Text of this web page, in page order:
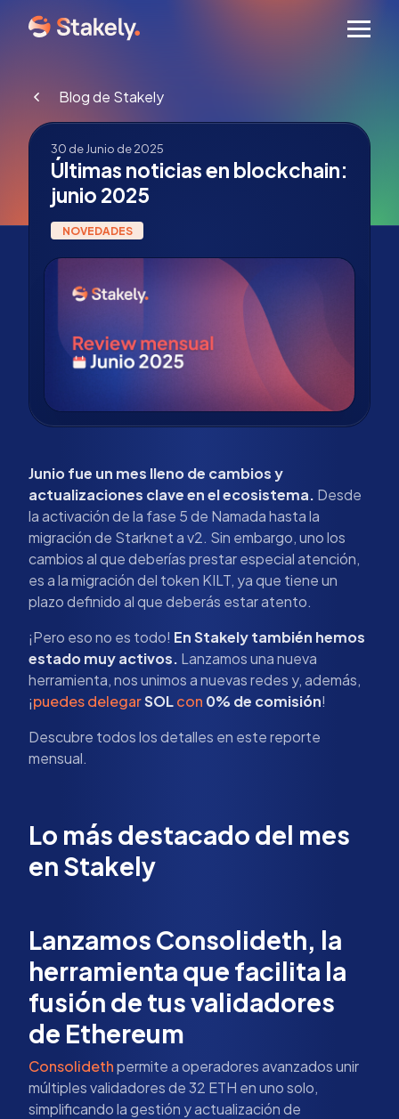
Blog de Stakely
30 de Junio de 2025
Últimas noticias en blockchain:
junio 2025
NOVEDADES
Junio fue un mes lleno de cambios y
actualizaciones clave en el ecosistema. Desde
la activación de la fase 5 de Namada hasta la
migración de Starknet a v2. Sin embargo, uno los
cambios al que deberías prestar especial atención,
es a la migración del token KILT, ya que tiene un
plazo definido al que deberás estar atento.
¡Pero eso no es todo! En Stakely también hemos
estado muy activos. Lanzamos una nueva
herramienta, nos unimos a nuevas redes y, además,
¡puedes delegarSOLcon 0% de comisión!
Descubre todos los detalles en este reporte
mensual.
Lo más destacado del mes
en Stakely
Lanzamos Consolideth, la
herramienta que facilita la
fusión de tus validadores
de Ethereum
Consolidethpermite a operadores avanzados unir
múltiples validadores de 32 ETH en uno solo,
simplificando la gestión y actualización de